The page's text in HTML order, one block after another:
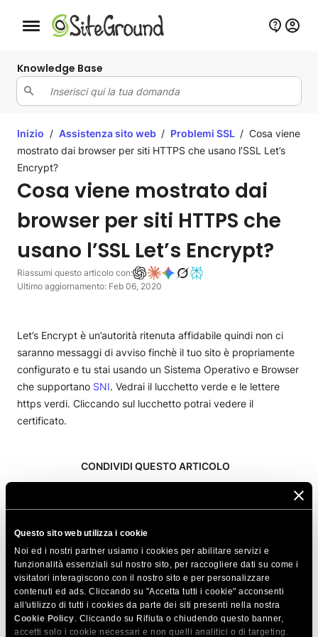
Questo sito web utilizza i cookie
Noi ed i nostri partner usiamo i cookies per abilitare servizi e
funzionalità essenziali sul nostro sito, per raccogliere dati su come i
visitatori interagiscono con il nostro sito e per personalizzare
contenuti ed ads. Cliccando su "Accetta tutti i cookie" acconsenti
all'utilizzo di tutti i cookies da parte dei siti presenti nella nostra
Cookie Policy. Cliccando su Rifiuta o chiudendo questo banner,
accetti solo i cookie necessari e non quelli analitici o di targeting.
Bottone navigazione da mobile
Knowledge Base
Inizio / Assistenza sito web / Problemi SSL / Cosa viene
mostrato dai browser per siti HTTPS che usano l’SSL Let’s
Encrypt?
Cosa viene mostrato dai
browser per siti HTTPS che
usano l’SSL Let’s Encrypt?
Riassumi questo articolo con:
Ultimo aggiornamento: Feb 06, 2020
Let’s Encrypt è un’autorità ritenuta affidabile quindi non ci
saranno messaggi di avviso finchè il tuo sito è propriamente
configurato e tu stai usando un Sistema Operativo e Browser
che supportano SNI. Vedrai il lucchetto verde e le lettere
https verdi. Cliccando sul lucchetto potrai vedere il
certificato.
CONDIVIDI QUESTO ARTICOLO
Articoli correlati
Avere un certificato SSL influenza la velocità
del mio sito?